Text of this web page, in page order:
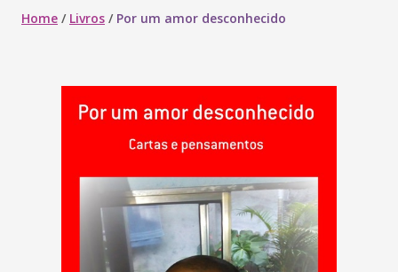
Home / Livros / Por um amor desconhecido